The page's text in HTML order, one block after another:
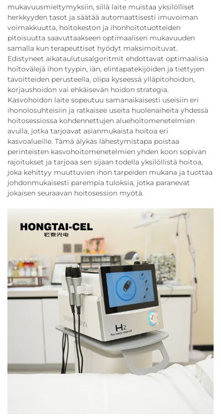
mukavuusmieltymyksiin, sillä laite muistaa yksilölliset
herkkyyden tasot ja säätää automaattisesti imuvoiman
voimakkuutta, hoitokeston ja ihonhoitotuotteiden
pitoisuutta saavuttaakseen optimaalisen mukavuuden
samalla kun terapeuttiset hyödyt maksimoituvat.
Edistyneet aikataulutusalgoritmit ehdottavat optimaalisia
hoitovälejä ihon tyypin, iän, elintapatekijöiden ja tiettyjen
tavoitteiden perusteella, olipa kyseessä ylläpitohoidon,
korjaushoidon vai ehkäisevän hoidon strategia.
Kasvohoidon laite sopeutuu samanaikaisesti useisiin eri
ihonolosuhteisiin ja ratkaisee useita huolenaiheita yhdessä
hoitosessiossa kohdennettujen aluehoitomenetelmien
avulla, jotka tarjoavat asianmukaista hoitoa eri
kasvoalueille. Tämä älykäs lähestymistapa poistaa
perinteisten kasvohoitomenetelmien yhden koon sopivan
rajoitukset ja tarjoaa sen sijaan todella yksilöllistä hoitoa,
joka kehittyy muuttuvien ihon tarpeiden mukana ja tuottaa
johdonmukaisesti parempia tuloksia, jotka paranevat
jokaisen seuraavan hoitosession myötä.